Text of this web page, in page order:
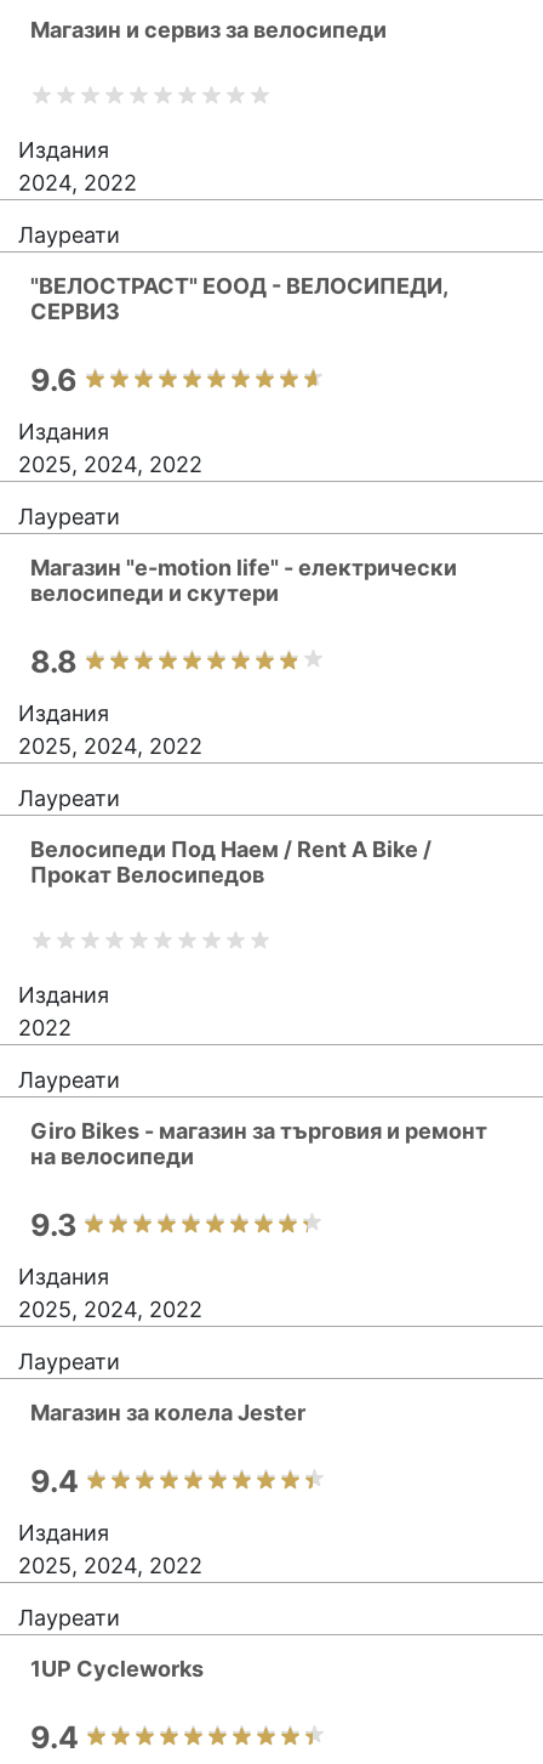
Магазин и сервиз за велосипеди
Издания
2024, 2022
Лауреати
"ВЕЛОСТРАСТ" ЕООД - ВЕЛОСИПЕДИ,
СЕРВИЗ
9.6
Издания
2025, 2024, 2022
Лауреати
Магазин "e-motion life" - електрически
велосипеди и скутери
8.8
Издания
2025, 2024, 2022
Лауреати
Велосипеди Под Наем / Rent A Bike /
Прокат Велосипедов
Издания
2022
Лауреати
Giro Bikes - магазин за търговия и ремонт
на велосипеди
9.3
Издания
2025, 2024, 2022
Лауреати
Магазин за колела Jester
9.4
Издания
2025, 2024, 2022
Лауреати
1UP Cycleworks
9.4